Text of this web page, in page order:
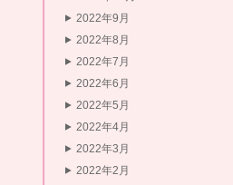
2022年9月
2022年8月
2022年7月
2022年6月
2022年5月
2022年4月
2022年3月
2022年2月